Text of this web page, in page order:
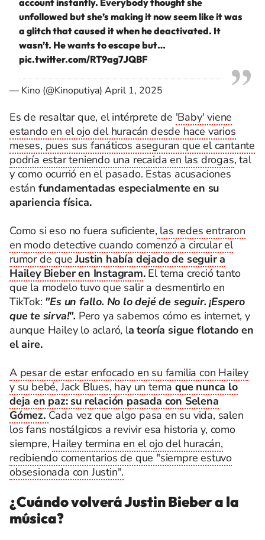
account instantly. Everybody thought she
unfollowed but she’s making it now seem like it was
a glitch that caused it when he deactivated. It
wasn’t. He wants to escape but…
pic.twitter.com/RT9ag7JQBF
— Kino (@Kinoputiya) April 1, 2025
Es de resaltar que, el intérprete de 'Baby' viene
estando en el ojo del huracán desde hace varios
meses, pues sus fanáticos aseguran que el cantante
podría estar teniendo una recaida en las drogas, tal
y como ocurrió en el pasado. Estas acusaciones
están fundamentadas especialmente en su
apariencia física.
Como si eso no fuera suficiente, las redes entraron
en modo detective cuando comenzó a circular el
rumor de queJustin había dejado de seguir a
Hailey Bieber en Instagram. El tema creció tanto
que la modelo tuvo que salir a desmentirlo en
TikTok: "Es un fallo. No lo dejé de seguir. ¡Espero
que te sirva!". Pero ya sabemos cómo es internet, y
aunque Hailey lo aclaró, la teoría sigue flotando en
el aire.
A pesar de estar enfocado en su familia con Hailey
y su bebé, Jack Blues, hay un temaque nunca lo
deja en paz: su relación pasada con Selena
Gómez. Cada vez que algo pasa en su vida, salen
los fans nostálgicos a revivir esa historia y, como
siempre, Hailey termina en el ojo del huracán,
recibiendo comentarios de que "siempre estuvo
obsesionada con Justin".
¿Cuándo volverá Justin Bieber a la
música?